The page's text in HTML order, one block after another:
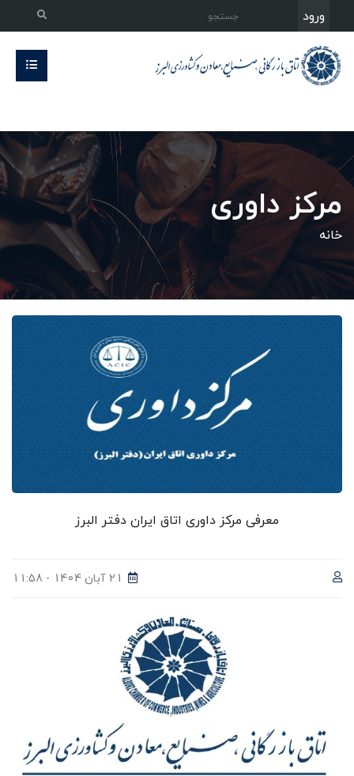
ورود
مرکز داوری
خانه
معرفی مرکز داوری اتاق ایران دفتر البرز
21 آبان 1404 - 11:58